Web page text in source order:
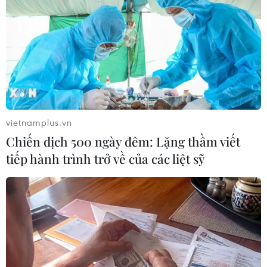
lực cho Scotland
19/09/2014 06:55
Thủ tướng Cameron cho biết Đảng Dân tộc Scotland sẽ
cùng đàm phán về việc chuyển giao thêm quyền lực
cho Scotland sau khi cử tri khu vực này phản đối việc
tách khỏi Anh.
vietnamplus.vn
Chiến dịch 500 ngày đêm: Lặng thầm viết
tiếp hành trình trở về của các liệt sỹ